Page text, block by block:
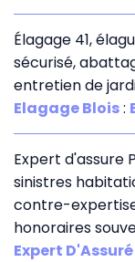
Élagage 41,
sécurisé,
entretien de
Elagage Blois:
Expert d'assure
sinistres
contre-
honoraires
Expert